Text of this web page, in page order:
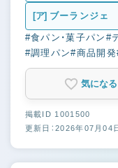
[ア] ブーランジェ
#食パン・菓子パン #
#調理パン#商品開発
気になる
掲載ID 1001500
更新日：2026年07月04